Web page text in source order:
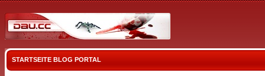
STARTSEITE BLOG PORTAL